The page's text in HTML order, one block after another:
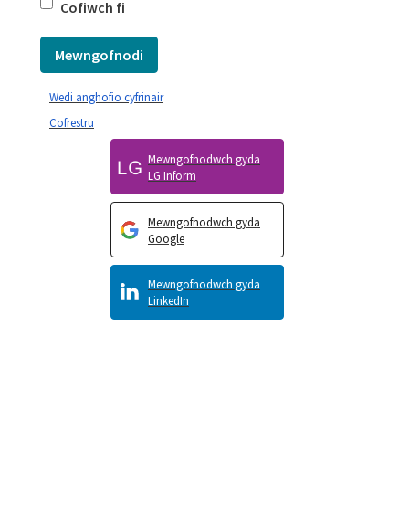
Cofiwch fi
Mewngofnodi
Mewngofnodwch gyda
LinkedIn
Mewngofnodwch gyda
Google
Mewngofnodwch gyda
LG Inform
Cofrestru
Wedi anghofio cyfrinair